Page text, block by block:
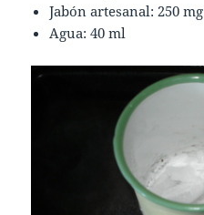
Jabón artesanal: 250 mg
Agua: 40 ml